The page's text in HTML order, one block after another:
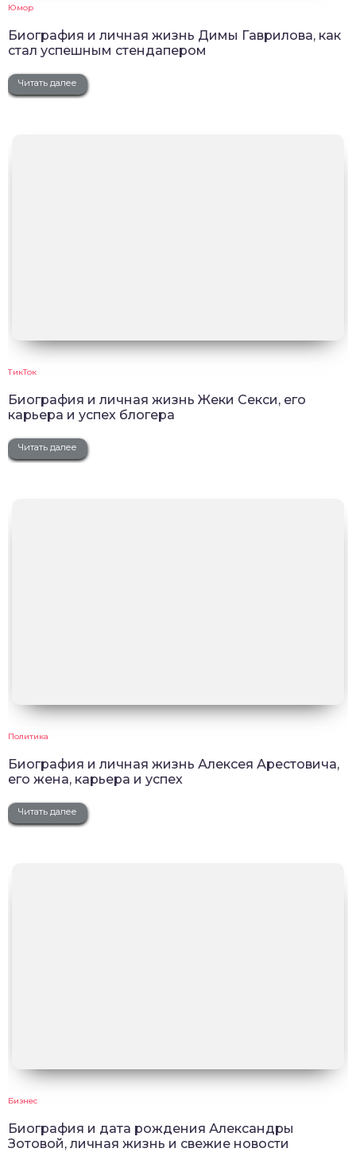
Юмор
Биография и личная жизнь Димы Гаврилова, как
стал успешным стендапером
Читать далее
ТикТок
Биография и личная жизнь Жеки Секси, его
карьера и успех блогера
Читать далее
Политика
Биография и личная жизнь Алексея Арестовича,
его жена, карьера и успех
Читать далее
Бизнес
Биография и дата рождения Александры
Зотовой, личная жизнь и свежие новости